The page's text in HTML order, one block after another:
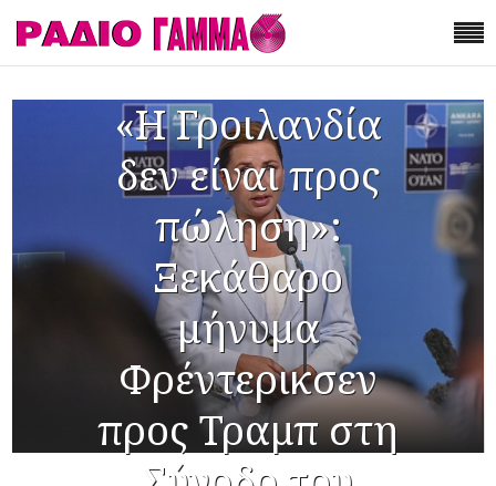
«Η Γροιλανδία
δεν είναι προς
πώληση»:
Ξεκάθαρο
μήνυμα
Φρέντερικσεν
προς Τραμπ στη